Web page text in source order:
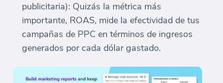
publicitaria): Quizás la métrica más
importante, ROAS, mide la efectividad de tus
campañas de PPC en términos de ingresos
generados por cada dólar gastado.